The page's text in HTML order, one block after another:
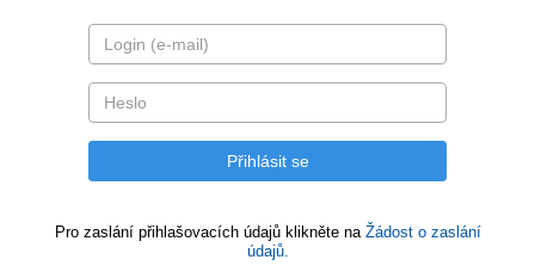
Pro zaslání přihlašovacích údajů klikněte na Žádost o zaslání
údajů.